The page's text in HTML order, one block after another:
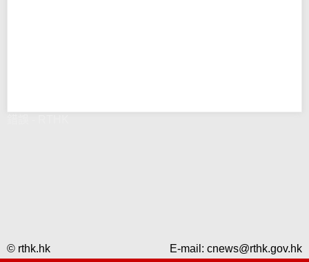
© rthk.hk E-mail: cnews@rthk.gov.hk